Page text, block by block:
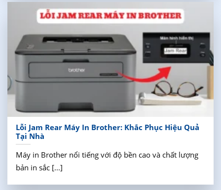
Lỗi Jam Rear Máy In Brother: Khắc Phục Hiệu Quả
Tại Nhà
Máy in Brother nổi tiếng với độ bền cao và chất lượng
bản in sắc [...]